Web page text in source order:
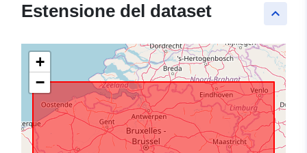
keyboard_arrow_up
Estensione del dataset
+
−